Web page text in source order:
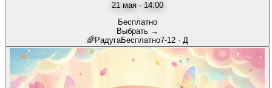
21 мая · 14:00
Бесплатно
Выбрать →
🌈РадугаБесплатно7-12· Д